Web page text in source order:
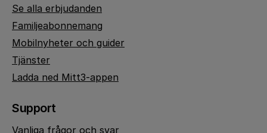
Se alla erbjudanden
Familjeabonnemang
Mobilnyheter och guider
Tjänster
Ladda ned Mitt3-appen
Support
Vanliga frågor och svar